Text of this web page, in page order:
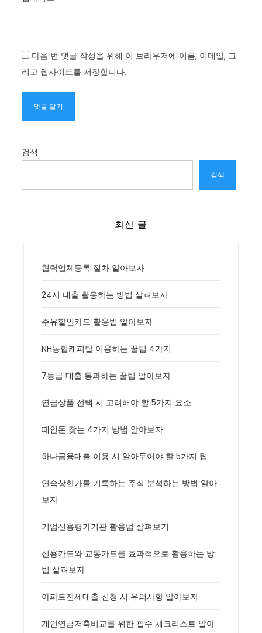
다음 번 댓글 작성을 위해 이 브라우저에 이름, 이메일, 그
리고 웹사이트를 저장합니다.
검색
검색
최신 글
협력업체등록 절차 알아보자
24시 대출 활용하는 방법 살펴보자
주유할인카드 활용법 알아보자
NH농협캐피탈 이용하는 꿀팁 4가지
7등급 대출 통과하는 꿀팁 알아보자
연금상품 선택 시 고려해야 할 5가지 요소
떼인돈 찾는 4가지 방법 알아보자
하나금융대출 이용 시 알아두어야 할 5가지 팁
연속상한가를 기록하는 주식 분석하는 방법 알아
보자
기업신용평가기관 활용법 살펴보기
신용카드와 교통카드를 효과적으로 활용하는 방
법 살펴보자
아파트전세대출 신청 시 유의사항 알아보자
개인연금저축비교를 위한 필수 체크리스트 알아